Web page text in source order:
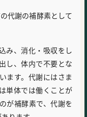
代謝の補酵素として
み、消化・吸収をし
し、体内で不要とな
ます。代謝にはさま
単体では働くことが
が補酵素で、代謝を